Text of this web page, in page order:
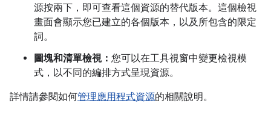
源按兩下，即可查看這個資源的替代版本。這個檢視
畫面會顯示您已建立的各個版本，以及所包含的限定
詞。
圖塊和清單檢視： 您可以在工具視窗中變更檢視模
式，以不同的編排方式呈現資源。
詳情請參閱如何管理應用程式資源的相關說明。